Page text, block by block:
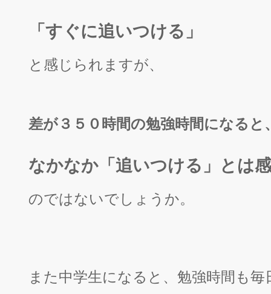
「すぐに追いつける」
と感じられますが、
差が３５０時間の勉強時間になると
なかなか「追いつける」とは
のではないでしょうか。
また中学生になると、勉強時間も